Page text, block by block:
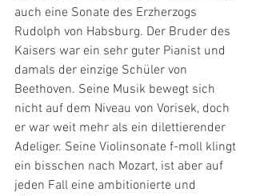
auch eine Sonate des Erzherzogs
Rudolph von Habsburg. Der Bruder des
Kaisers war ein sehr guter Pianist und
damals der einzige Schüler von
Beethoven. Seine Musik bewegt sich
nicht auf dem Niveau von Vorisek, doch
er war weit mehr als ein dilettierender
Adeliger. Seine Violinsonate f-moll klingt
ein bisschen nach Mozart, ist aber auf
jeden Fall eine ambitionierte und